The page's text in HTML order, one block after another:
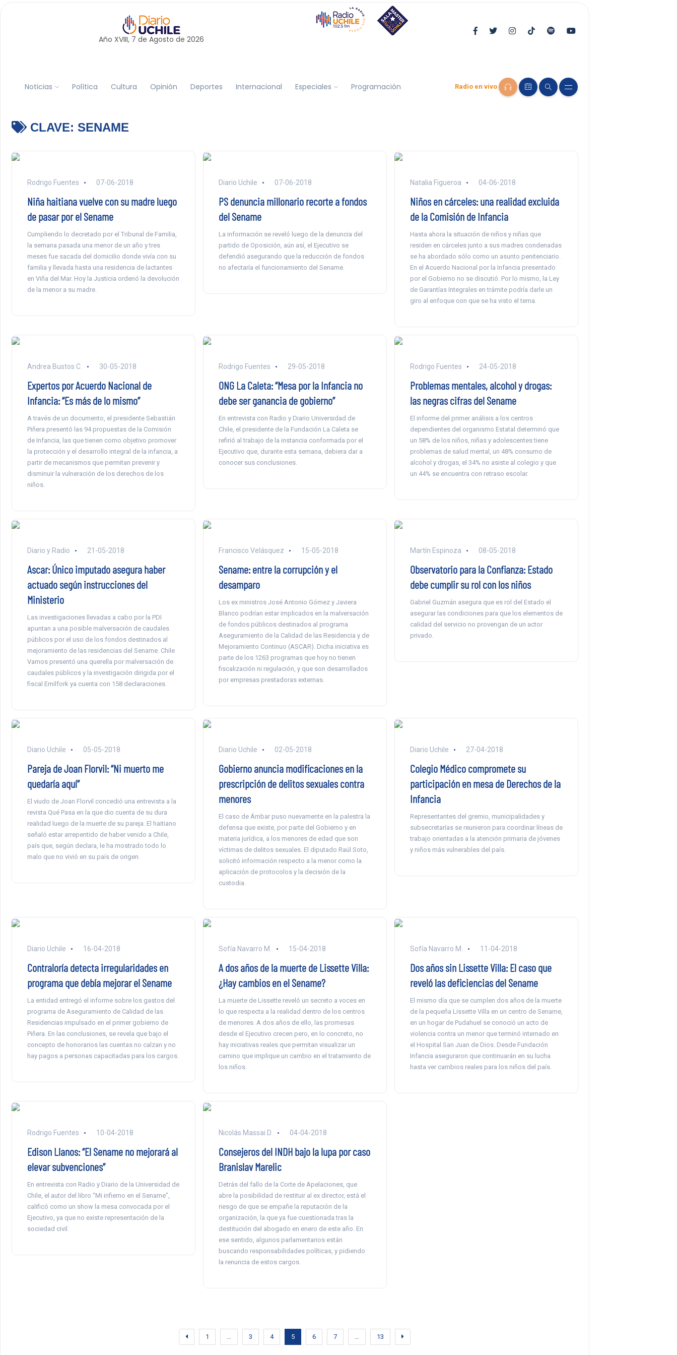
Año XVIII, 7 de Agosto de 2026
Noticias Política Cultura Opinión Deportes Internacional Especiales Programación Radio en vivo
CLAVE: SENAME
Rodrigo Fuentes 07-06-2018
Niña haitiana vuelve con su madre luego
de pasar por el Sename
Cumpliendo lo decretado por el Tribunal de Familia,
la semana pasada una menor de un año y tres
meses fue sacada del domicilio donde vivía con su
familia y llevada hasta una residencia de lactantes
en Viña del Mar. Hoy la Justicia ordenó la devolución
de la menor a su madre.
Diario Uchile 07-06-2018
PS denuncia millonario recorte a fondos
del Sename
La información se reveló luego de la denuncia del
partido de Oposición, aún así, el Ejecutivo se
defendió asegurando que la reducción de fondos
no afectaría el funcionamiento del Sename.
Natalia Figueroa 04-06-2018
Niños en cárceles: una realidad excluida
de la Comisión de Infancia
Hasta ahora la situación de niños y niñas que
residen en cárceles junto a sus madres condenadas
se ha abordado sólo como un asunto penitenciario.
En el Acuerdo Nacional por la Infancia presentado
por el Gobierno no se discutió. Por lo mismo, la Ley
de Garantías Integrales en trámite podría darle un
giro al enfoque con que se ha visto el tema.
Andrea Bustos C. 30-05-2018
Expertos por Acuerdo Nacional de
Infancia: “Es más de lo mismo”
A través de un documento, el presidente Sebastián
Piñera presentó las 94 propuestas de la Comisión
de Infancia, las que tienen como objetivo promover
la protección y el desarrollo integral de la infancia, a
partir de mecanismos que permitan prevenir y
disminuir la vulneración de los derechos de los
niños.
Rodrigo Fuentes 29-05-2018
ONG La Caleta: “Mesa por la Infancia no
debe ser ganancia de gobierno”
En entrevista con Radio y Diario Universidad de
Chile, el presidente de la Fundación La Caleta se
refirió al trabajo de la instancia conformada por el
Ejecutivo que, durante esta semana, debiera dar a
conocer sus conclusiones.
Rodrigo Fuentes 24-05-2018
Problemas mentales, alcohol y drogas:
las negras cifras del Sename
El informe del primer análisis a los centros
dependientes del organismo Estatal determinó que
un 58% de los niños, niñas y adolescentes tiene
problemas de salud mental, un 48% consumo de
alcohol y drogas, el 34% no asiste al colegio y que
un 44% se encuentra con retraso escolar.
Diario y Radio 21-05-2018
Ascar: Único imputado asegura haber
actuado según instrucciones del
Ministerio
Las investigaciones llevadas a cabo por la PDI
apuntan a una posible malversación de caudales
públicos por el uso de los fondos destinados al
mejoramiento de las residencias del Sename. Chile
Vamos presentó una querella por malversación de
caudales públicos y la investigación dirigida por el
fiscal Emilfork ya cuenta con 158 declaraciones.
Francisco Velásquez 15-05-2018
Sename: entre la corrupción y el
desamparo
Los ex ministros José Antonio Gómez y Javiera
Blanco podrían estar implicados en la malversación
de fondos públicos destinados al programa
Aseguramiento de la Calidad de las Residencia y de
Mejoramiento Continuo (ASCAR). Dicha iniciativa es
parte de los 1263 programas que hoy no tienen
fiscalización ni regulación, y que son desarrollados
por empresas prestadoras externas.
Martín Espinoza 08-05-2018
Observatorio para la Confianza: Estado
debe cumplir su rol con los niños
Gabriel Guzmán asegura que es rol del Estado el
asegurar las condiciones para que los elementos de
calidad del servicio no provengan de un actor
privado.
Diario Uchile 05-05-2018
Pareja de Joan Florvil: “Ni muerto me
quedaría aquí”
El viudo de Joan Florvil concedió una entrevista a la
revista Qué Pasa en la que dio cuenta de su dura
realidad luego de la muerte de su pareja. El haitiano
señaló estar arrepentido de haber venido a Chile,
país que, según declara, le ha mostrado todo lo
malo que no vivió en su país de origen.
Diario Uchile 02-05-2018
Gobierno anuncia modificaciones en la
prescripción de delitos sexuales contra
menores
El caso de Ámbar puso nuevamente en la palestra la
defensa que existe, por parte del Gobierno y en
materia jurídica, a los menores de edad que son
víctimas de delitos sexuales. El diputado Raúl Soto,
solicitó información respecto a la menor como la
aplicación de protocolos y la decisión de la
custodia.
Diario Uchile 27-04-2018
Colegio Médico compromete su
participación en mesa de Derechos de la
Infancia
Representantes del gremio, municipalidades y
subsecretarías se reunieron para coordinar líneas de
trabajo orientadas a la atención primaria de jóvenes
y niños más vulnerables del país.
Diario Uchile 16-04-2018
Contraloría detecta irregularidades en
programa que debía mejorar el Sename
La entidad entregó el informe sobre los gastos del
programa de Aseguramiento de Calidad de las
Residencias impulsado en el primer gobierno de
Piñera. En las conclusiones, se revela que bajo el
concepto de honorarios las cuentas no calzan y no
hay pagos a personas capacitadas para los cargos.
Sofía Navarro M. 15-04-2018
A dos años de la muerte de Lissette Villa:
¿Hay cambios en el Sename?
La muerte de Lissette reveló un secreto a voces en
lo que respecta a la realidad dentro de los centros
de menores. A dos años de ello, las promesas
desde el Ejecutivo crecen pero, en lo concreto, no
hay iniciativas reales que permitan visualizar un
camino que implique un cambio en el tratamiento de
los niños.
Sofía Navarro M. 11-04-2018
Dos años sin Lissette Villa: El caso que
reveló las deficiencias del Sename
El mismo día que se cumplen dos años de la muerte
de la pequeña Lissette Villa en un centro de Sename,
en un hogar de Pudahuel se conoció un acto de
violencia contra un menor que terminó internado en
el Hospital San Juan de Dios. Desde Fundación
Infancia aseguraron que continuarán en su lucha
hasta ver cambios reales para los niños del país.
Rodrigo Fuentes 10-04-2018
Edison Llanos: “El Sename no mejorará al
elevar subvenciones”
En entrevista con Radio y Diario de la Universidad de
Chile, el autor del libro “Mi infierno en el Sename”,
calificó como un show la mesa convocada por el
Ejecutivo, ya que no existe representación de la
sociedad civil.
Nicolás Massai D. 04-04-2018
Consejeros del INDH bajo la lupa por caso
Branislav Marelic
Detrás del fallo de la Corte de Apelaciones, que
abre la posibilidad de restituir al ex director, está el
riesgo de que se empañe la reputación de la
organización, la que ya fue cuestionada tras la
destitución del abogado en enero de este año. En
ese sentido, algunos parlamentarios están
buscando responsabilidades políticas, y pidiendo
la renuncia de estos cargos.
1 … 3 4 5 6 7 … 13